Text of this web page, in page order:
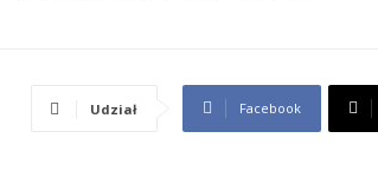
Udział Facebook